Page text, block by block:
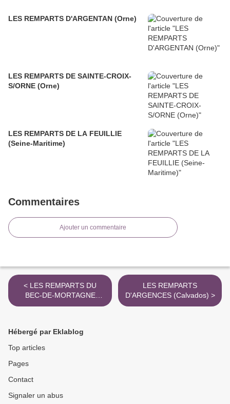
LES REMPARTS D'ARGENTAN (Orne)
LES REMPARTS DE SAINTE-CROIX-
S/ORNE (Orne)
LES REMPARTS DE LA FEUILLIE
(Seine-Maritime)
Commentaires
Ajouter un commentaire
< LES REMPARTS DU
BEC-DE-MORTAGNE
(Seine-Maritime)
LES REMPARTS
D'ARGENCES (Calvados) >
Hébergé par Eklablog
Top articles
Pages
Contact
Signaler un abus